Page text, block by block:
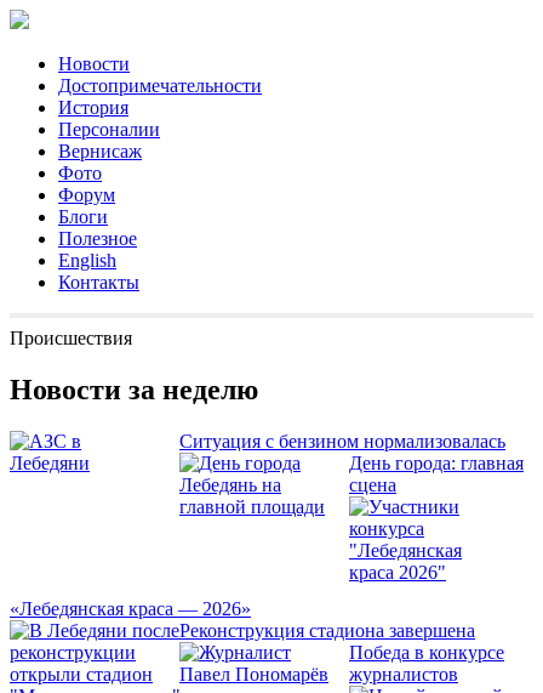
Новости
Достопримечательности
История
Персоналии
Вернисаж
Фото
Форум
Блоги
Полезное
English
Контакты
Происшествия
Новости за неделю
Ситуация с бензином нормализовалась
День города: главная
сцена
«Лебедянская краса — 2026»
Реконструкция стадиона завершена
Победа в конкурсе
журналистов